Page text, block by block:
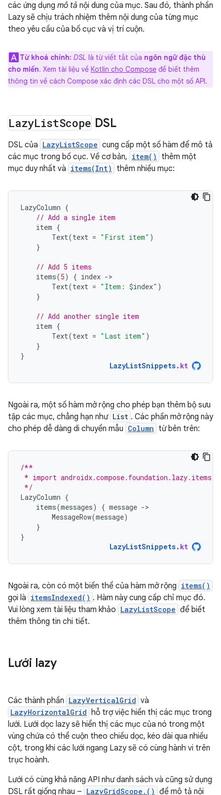
các ứng dụng mô tả nội dung của mục. Sau đó, thành phần
Lazy sẽ chịu trách nhiệm thêm nội dung của từng mục
theo yêu cầu của bố cục và vị trí cuộn.
Từ khoá chính: DSL là từ viết tắt của ngôn ngữ đặc thù
cho miền. Xem tài liệu về Kotlin cho Compose để biết thêm
thông tin về cách Compose xác định các DSL cho một số API.
LazyListScope DSL
DSL của LazyListScope cung cấp một số hàm để mô tả
các mục trong bố cục. Về cơ bản, item()
thêm một
mục duy nhất và items(Int) thêm nhiều mục:
LazyColumn {
// Add a single item
item {
Text(text = "First item" )
}
// Add 5 items
items(5) { index -
Text(text = "Item: $index" )
}
// Add another single item
item {
Text(text = "Last item" )
}
}
LazyListSnippets. kt
Ngoài ra, một số hàm mở rộng cho phép bạn thêm bộ sưu
tập các mục, chẳng hạn như List . Các phần mở rộng này
cho phép dễ dàng di chuyển mẫu Column từ bên trên:
/**
* import androidx.compose.foundation.lazy.items
*/
LazyColumn {
items(messages) { message -
MessageRow(message)
}
}
LazyListSnippets. kt
Ngoài ra, còn có một biến thể của hàm mở rộng items()
gọi là itemsIndexed() . Hàm này cung cấp chỉ mục đó.
Vui lòng xem tài liệu tham khảo LazyListScope để biết
thêm thông tin chi tiết.
Lưới lazy
Các thành phần LazyVerticalGrid và
LazyHorizontalGrid hỗ trợ việc hiển thị các mục trong
lưới. Lưới dọc lazy sẽ hiển thị các mục của nó trong một
vùng chứa có thể cuộn theo chiều dọc, kéo dài qua nhiều
cột, trong khi các lưới ngang Lazy sẽ có cùng hành vi trên
trục hoành.
Lưới có cùng khả năng API như danh sách và cũng sử dụng
DSL rất giống nhau – LazyGridScope.() để mô tả nội